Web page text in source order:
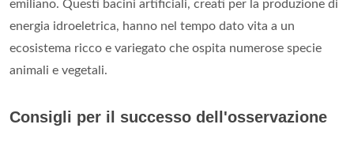
emiliano. Questi bacini artificiali, creati per la produzione di
energia idroeletrica, hanno nel tempo dato vita a un
ecosistema ricco e variegato che ospita numerose specie
animali e vegetali.
Consigli per il successo dell'osservazione